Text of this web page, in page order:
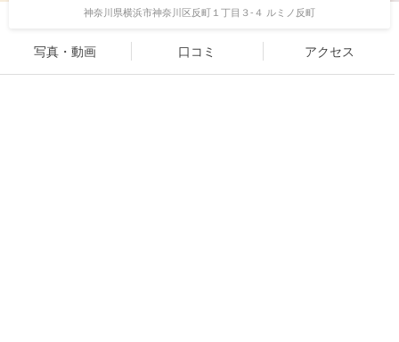
神奈川県横浜市神奈川区反町１丁目３-４ ルミノ反町
写真・動画 口コミ アクセス